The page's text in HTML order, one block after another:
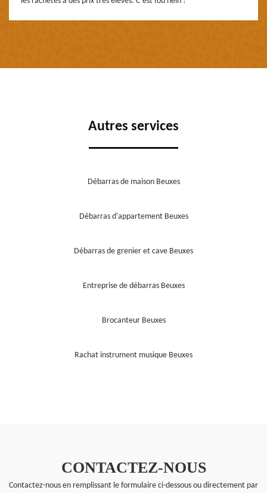
Autres services
Débarras de maison Beuxes
Débarras d'appartement Beuxes
Débarras de grenier et cave Beuxes
Entreprise de débarras Beuxes
Brocanteur Beuxes
Rachat instrument musique Beuxes
CONTACTEZ-NOUS
Contactez-nous en remplissant le formulaire ci-dessous ou directement par